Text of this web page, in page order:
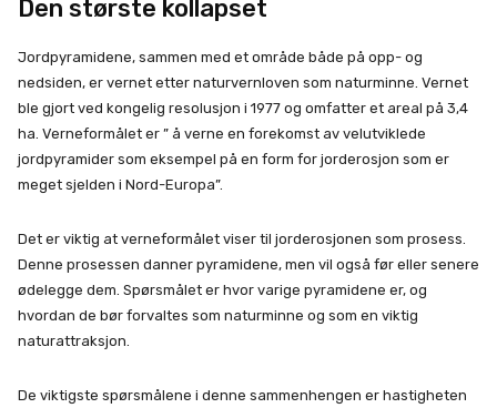
Den største kollapset
Jordpyramidene, sammen med et område både på opp- og
nedsiden, er vernet etter naturvernloven som naturminne. Vernet
ble gjort ved kongelig resolusjon i 1977 og omfatter et areal på 3,4
ha. Verneformålet er ” å verne en forekomst av velutviklede
jordpyramider som eksempel på en form for jorderosjon som er
meget sjelden i Nord-Europa”.
Det er viktig at verneformålet viser til jorderosjonen som prosess.
Denne prosessen danner pyramidene, men vil også før eller senere
ødelegge dem. Spørsmålet er hvor varige pyramidene er, og
hvordan de bør forvaltes som naturminne og som en viktig
naturattraksjon.
De viktigste spørsmålene i denne sammenhengen er hastigheten